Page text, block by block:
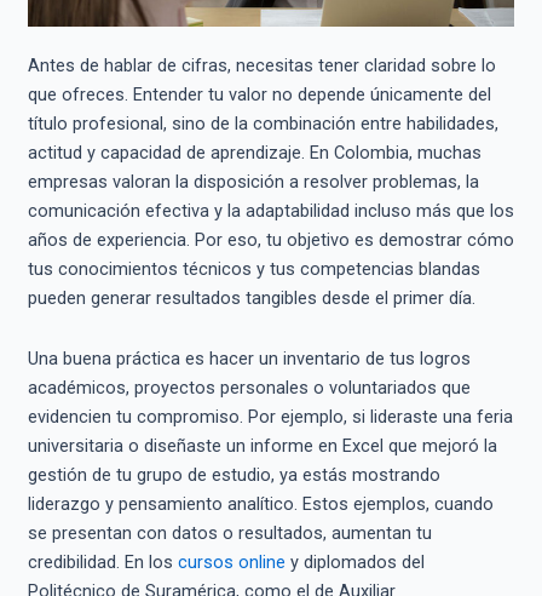
Antes de hablar de cifras, necesitas tener claridad sobre lo
que ofreces. Entender tu valor no depende únicamente del
título profesional, sino de la combinación entre habilidades,
actitud y capacidad de aprendizaje. En Colombia, muchas
empresas valoran la disposición a resolver problemas, la
comunicación efectiva y la adaptabilidad incluso más que los
años de experiencia. Por eso, tu objetivo es demostrar cómo
tus conocimientos técnicos y tus competencias blandas
pueden generar resultados tangibles desde el primer día.
Una buena práctica es hacer un inventario de tus logros
académicos, proyectos personales o voluntariados que
evidencien tu compromiso. Por ejemplo, si lideraste una feria
universitaria o diseñaste un informe en Excel que mejoró la
gestión de tu grupo de estudio, ya estás mostrando
liderazgo y pensamiento analítico. Estos ejemplos, cuando
se presentan con datos o resultados, aumentan tu
credibilidad. En los cursos online y diplomados del
Politécnico de Suramérica, como el de Auxiliar